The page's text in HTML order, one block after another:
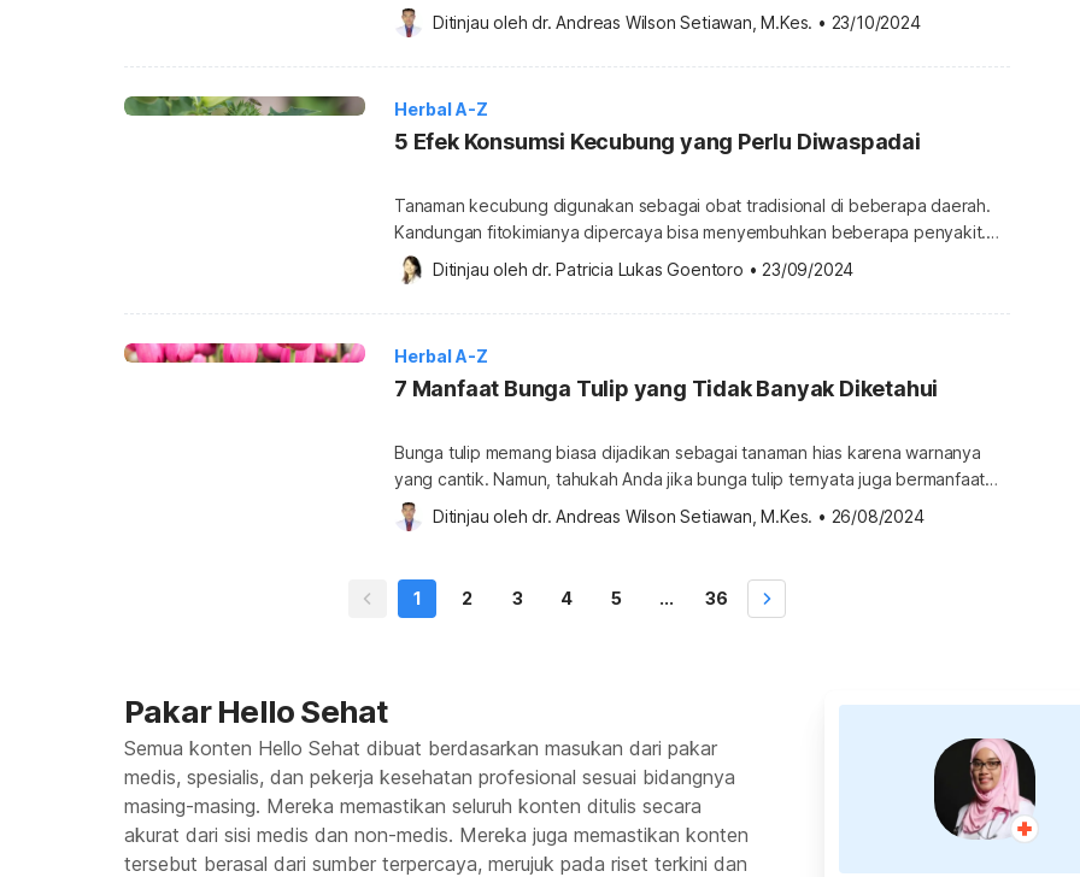
alami kulit, minyak ini memberikan banyak manfaat untuk tubuh, terutama
kesehatan kulit dan rambut. Kandungan minyak jojoba Secara tradisional,
minyak jojoba (jojoba oil) telah digunakan sejak lama oleh masyarakat Amerika
Ditinjau oleh dr. Andreas Wilson Setiawan, M.Kes. • 23/10/2024
Herbal A-Z
5 Efek Konsumsi Kecubung yang Perlu Diwaspadai
Tanaman kecubung digunakan sebagai obat tradisional di beberapa daerah.
Kandungan fitokimianya dipercaya bisa menyembuhkan beberapa penyakit.
Namun, penggunaan kecubung sebagai obat alami ternyata memiliki risiko dari
kandungan racunnya. Berikut penjelasan efek konsumsi kecubung yang perlu
Anda waspadai. Efek konsumsi kecubung Kecubung (Datura stramonium)
Ditinjau oleh dr. Patricia Lukas Goentoro • 23/09/2024
Herbal A-Z
7 Manfaat Bunga Tulip yang Tidak Banyak Diketahui
Bunga tulip memang biasa dijadikan sebagai tanaman hias karena warnanya
yang cantik. Namun, tahukah Anda jika bunga tulip ternyata juga bermanfaat
untuk kesehatan? Simak lebih lanjut manfaat sehat bunga tulip dalam ulasan
berikut ini. Kandungan bunga tulip Tidak hanya digunakan sebagai tanaman
dikonsumsi sebagai tambahan untuk salad […]
Ditinjau oleh dr. Andreas Wilson Setiawan, M.Kes. • 26/08/2024
1 2 3 4 5 ... 36
Pakar Hello Sehat
Semua konten Hello Sehat dibuat berdasarkan masukan dari pakar
medis, spesialis, dan pekerja kesehatan profesional sesuai bidangnya
masing-masing. Mereka memastikan seluruh konten ditulis secara
akurat dari sisi medis dan non-medis. Mereka juga memastikan konten
tersebut berasal dari sumber terpercaya, merujuk pada riset terkini dan